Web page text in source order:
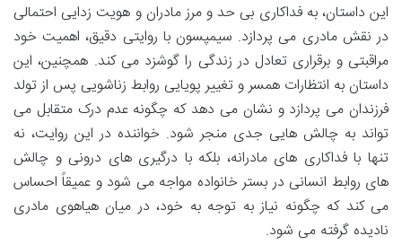
این داستان، به فداکاری بی حد و مرز مادران و هویت زدایی احتمالی
در نقش مادری می پردازد. سیمپسون با روایتی دقیق، اهمیت خود
مراقبتی و برقراری تعادل در زندگی را گوشزد می کند. همچنین، این
داستان به انتظارات همسر و تغییر پویایی روابط زناشویی پس از تولد
فرزندان می پردازد و نشان می دهد که چگونه عدم درک متقابل می
تواند به چالش هایی جدی منجر شود. خواننده در این روایت، نه
تنها با فداکاری های مادرانه، بلکه با درگیری های درونی و چالش
های روابط انسانی در بستر خانواده مواجه می شود و عمیقاً احساس
می کند که چگونه نیاز به توجه به خود، در میان هیاهوی مادری
نادیده گرفته می شود.